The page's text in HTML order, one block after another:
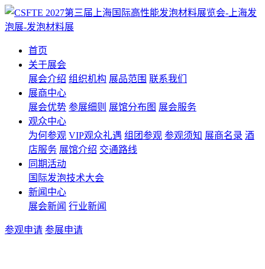
首页
关于展会
展会介绍 组织机构 展品范围 联系我们
展商中心
展会优势 参展细则 展馆分布图 展会服务
观众中心
为何参观 VIP观众礼遇 组团参观 参观须知 展商名录 酒
店服务 展馆介绍 交通路线
同期活动
国际发泡技术大会
新闻中心
展会新闻 行业新闻
参观申请 参展申请